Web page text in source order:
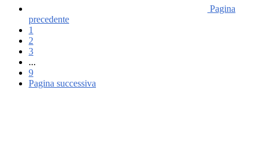
Pagina
precedente
1
2
3
...
9
Pagina successiva